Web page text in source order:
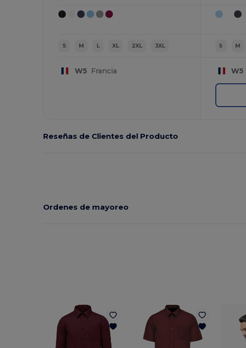
S M L XL 2XL 3XL
W5 Francia
S M
W5
Reseñas de Clientes del Producto
Ordenes de mayoreo